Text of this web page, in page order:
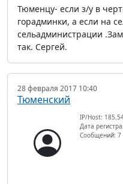
Тюменцу- если з/у в
горадминки, а если на
сельадминистрации
так. Сергей.
28 февраля 2017 10:40
Тюменский
IP/Host:
Дата
Сообщений: 7